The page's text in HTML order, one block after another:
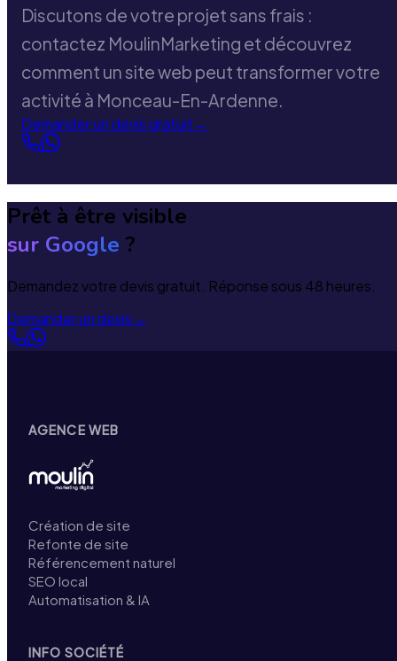
Discutons de votre projet sans frais :
contactez MoulinMarketing et découvrez
comment un site web peut transformer votre
activité à Monceau-En-Ardenne.
Demander un devis gratuit→
Prêt à être visible
sur Google ?
Demandez votre devis gratuit. Réponse sous 48 heures.
Demander un devis→
AGENCE WEB
Création de site
Refonte de site
Référencement naturel
SEO local
Automatisation & IA
INFO SOCIÉTÉ